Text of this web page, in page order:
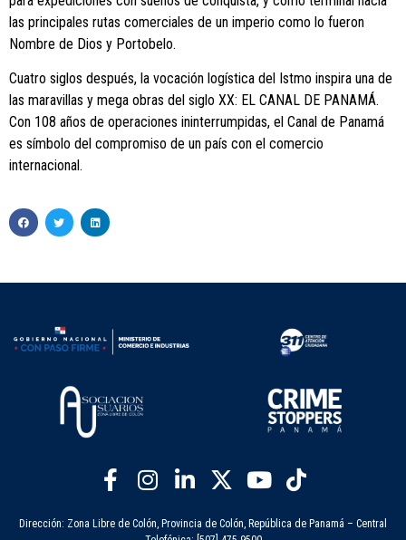
las principales rutas comerciales de un imperio como lo fueron
Nombre de Dios y Portobelo.
Cuatro siglos después, la vocación logística del Istmo inspira una de
las maravillas y mega obras del siglo XX: EL CANAL DE PANAMÁ.
Con 108 años de operaciones ininterrumpidas, el Canal de Panamá
es símbolo del compromiso de un país con el comercio
internacional.
Dirección: Zona Libre de Colón, Provincia de Colón, República de Panamá – Central